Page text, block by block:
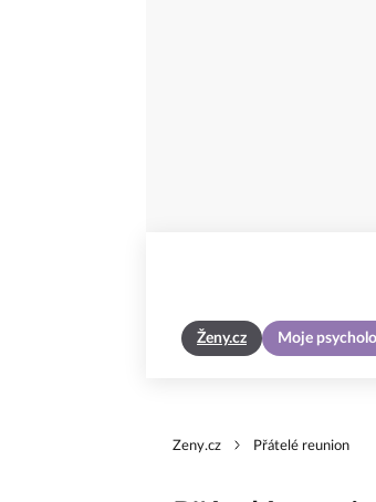
Ženy.cz Moje
Zeny.cz Přátelé reunion